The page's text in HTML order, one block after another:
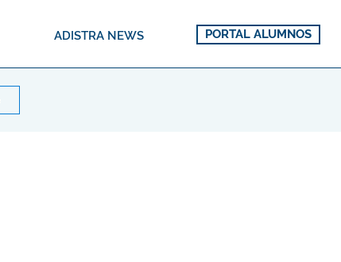
ADISTRA NEWS PORTAL ALUMNOS